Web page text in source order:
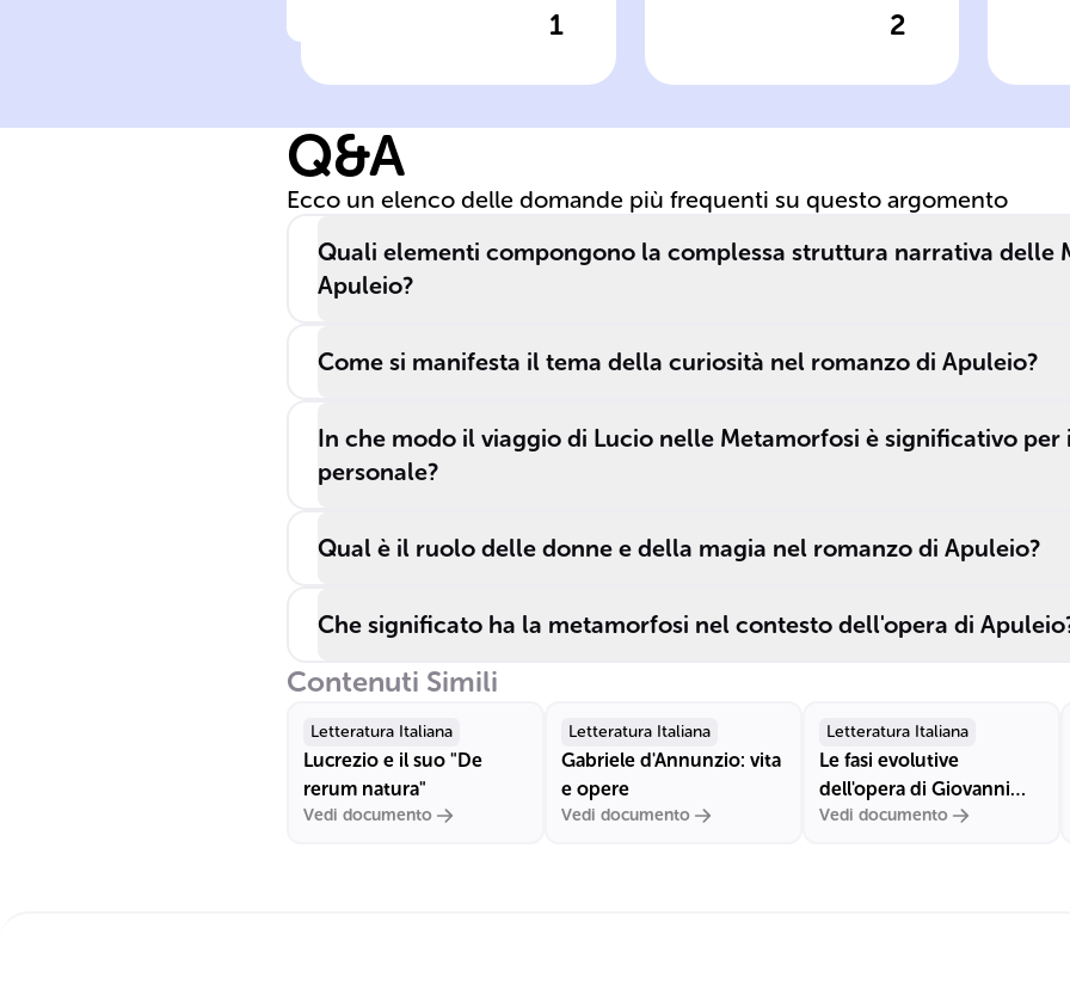
1
______, scrittore
secolo d.C., è
noto come
'L'asino d'oro'.
Clicca per vedere la risposta 2
conosciute anche
______.
Clicca per vedere la risposta
Q&A
Ecco un elenco delle domande più frequenti su questo argomento
Quali elementi compongono la complessa struttura narrativa delle
Apuleio?
Come si manifesta il tema della curiosità nel romanzo di Apuleio?
In che modo il viaggio di Lucio nelle Metamorfosi è significativo per
personale?
Qual è il ruolo delle donne e della magia nel romanzo di Apuleio?
Che significato ha la metamorfosi nel contesto dell'opera di
Contenuti Simili
Letteratura Italiana
Lucrezio e il suo "De
rerum natura"
Vedi documento
Letteratura Italiana
Gabriele d'Annunzio: vita
e opere
Vedi documento
Letteratura Italiana
Le fasi evolutive
dell'opera di Giovanni
Verga
Vedi documento